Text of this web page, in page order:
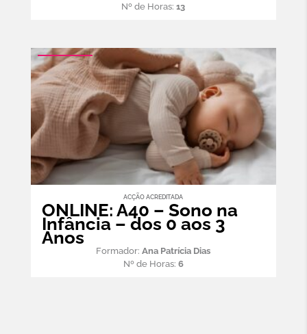
Nº de Horas:13
ACÇÃO ACREDITADA
ONLINE: A40 – Sono na
Infância – dos 0 aos 3
Anos
Formador:Ana Patrícia Dias
Nº de Horas: 6